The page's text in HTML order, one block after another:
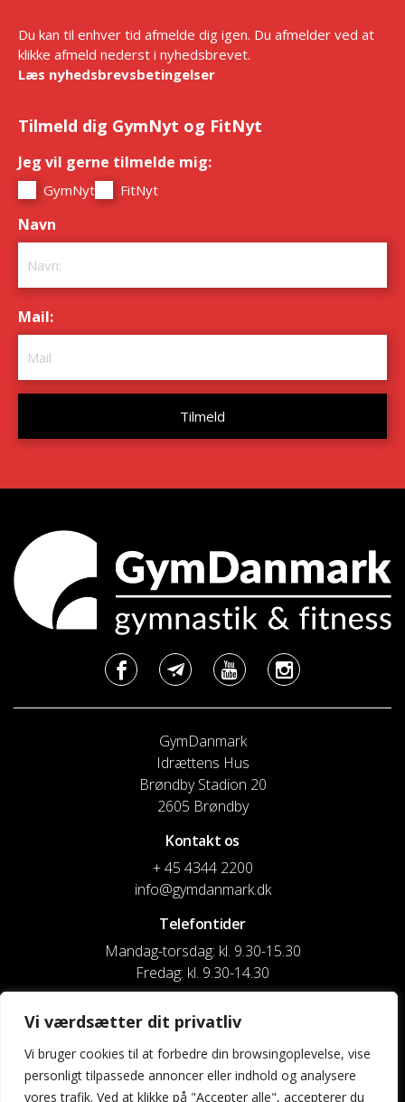
Vi værdsætter dit privatliv
Vi bruger cookies til at forbedre din browsingoplevelse, vise
personligt tilpassede annoncer eller indhold og analysere
vores trafik. Ved at klikke på "Accepter alle", accepterer du
Du kan til enhver tid afmelde dig igen. Du afmelder ved at
klikke afmeld nederst i nyhedsbrevet.
Læs nyhedsbrevsbetingelser
Tilmeld dig GymNyt og FitNyt
Jeg vil gerne tilmelde mig:
GymNyt FitNyt
Navn
Mail:
GymDanmark
Idrættens Hus
Brøndby Stadion 20
2605 Brøndby
Kontakt os
+ 45 4344 2200
info@gymdanmark.dk
Telefontider
Mandag-torsdag: kl. 9.30-15.30
Fredag: kl. 9.30-14.30
CVR nr. 20916818
Reg. & Kontonr.: 4180 3119119022
Privatlivspolitik og cookies